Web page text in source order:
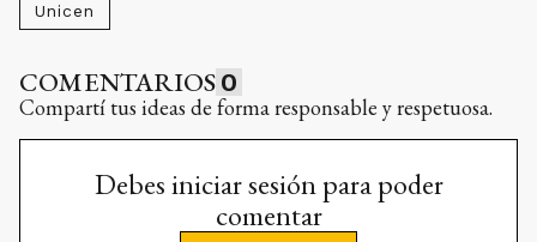
Unicen
COMENTARIOS 0
Compartí tus ideas de forma responsable y respetuosa.
Debes iniciar sesión para poder
comentar